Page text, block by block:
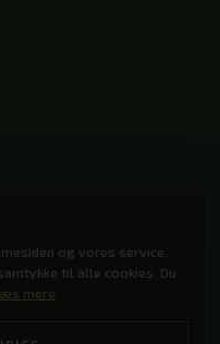
og vores service.
til alle cookies. Du
mere